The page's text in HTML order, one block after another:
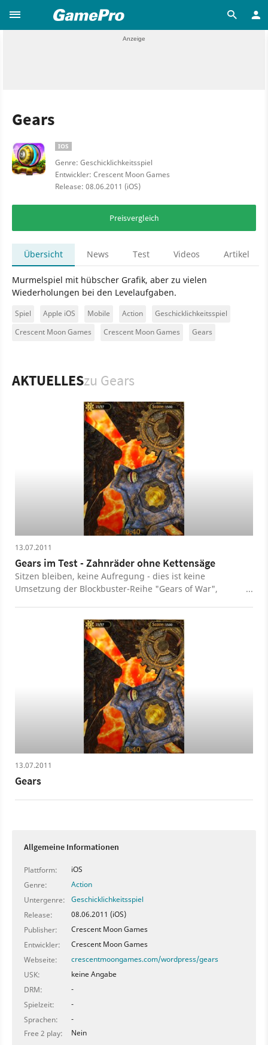
Gears
IOS
Genre: Geschicklichkeitsspiel
Entwickler: Crescent Moon Games
Release: 08.06.2011 (iOS)
Preisvergleich
Übersicht News Test Videos Artikel
Murmelspiel mit hübscher Grafik, aber zu vielen
Wiederholungen bei den Levelaufgaben.
Spiel Apple iOS Mobile Action
Geschicklichkeitsspiel
Crescent Moon Games
Crescent Moon Games Gears
AKTUELLESzu Gears
13.07.2011
Gears im Test - Zahnräder ohne Kettensäge
Sitzen bleiben, keine Aufregung - dies ist keine
Umsetzung der Blockbuster-Reihe "Gears of War",
einer Murmel, die sich durch drei Welten hindurch
kämpfen muss. Ob sich dabei auch Spannung hat
finden lassen, verrät unser Test.
13.07.2011
Gears
Allgemeine Informationen
Plattform:
iOS
Genre:
Action
Untergenre:
Geschicklichkeitsspiel
Release:
08.06.2011 (iOS)
Publisher:
Crescent Moon Games
Entwickler:
Crescent Moon Games
Webseite:
crescentmoongames.com/wordpress/gears
USK:
keine Angabe
DRM:
-
Spielzeit:
-
Sprachen:
-
Free 2 play:
Nein